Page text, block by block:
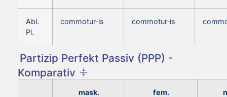
Abl.
Pl.
commotur‑is commotur‑is
Partizip Perfekt Passiv (PPP) -
Komparativ
mask. fem.